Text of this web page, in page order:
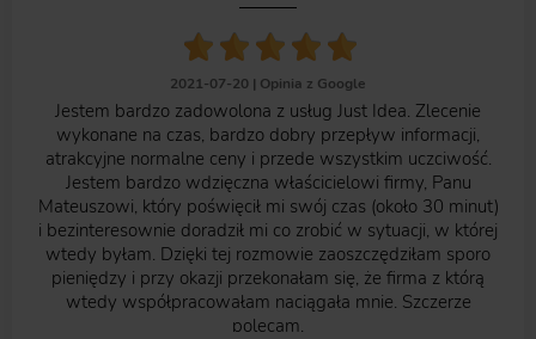
2021-07-20 | Opinia z Google
Jestem bardzo zadowolona z usług Just Idea. Zlecenie
wykonane na czas, bardzo dobry przepływ informacji,
atrakcyjne normalne ceny i przede wszystkim uczciwość.
Jestem bardzo wdzięczna właścicielowi firmy, Panu
Mateuszowi, który poświęcił mi swój czas (około 30 minut)
i bezinteresownie doradził mi co zrobić w sytuacji, w której
wtedy byłam. Dzięki tej rozmowie zaoszczędziłam sporo
pieniędzy i przy okazji przekonałam się, że firma z którą
wtedy współpracowałam naciągała mnie. Szczerze
polecam.